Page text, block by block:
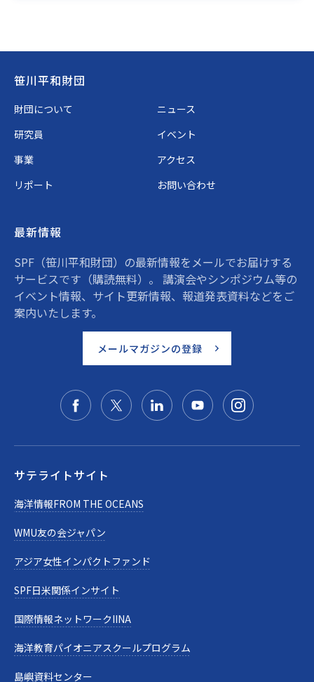
Footer
笹川平和財団
財団について
ニュース
研究員
イベント
事業
アクセス
リポート
お問い合わせ
最新情報
SPF（笹川平和財団）の最新情報をメールでお届けする
サービスです（購読無料）。 講演会やシンポジウム等の
イベント情報、サイト更新情報、報道発表資料などをご
案内いたします。
メールマガジンの登録
サテライトサイト
海洋情報FROM THE OCEANS
WMU友の会ジャパン
アジア女性インパクトファンド
SPF日米関係インサイト
国際情報ネットワークIINA
海洋教育パイオニアスクールプログラム
島嶼資料センター